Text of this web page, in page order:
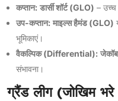
कप्तान: डार्सी शॉर्ट (GLO) – उच्च
उप-कप्तान: माइल्स हैमंड (GLO)
भूमिकाएं।
वैकल्पिक (Differential):
संभावना।
ग्रैंड लीग (जोखिम